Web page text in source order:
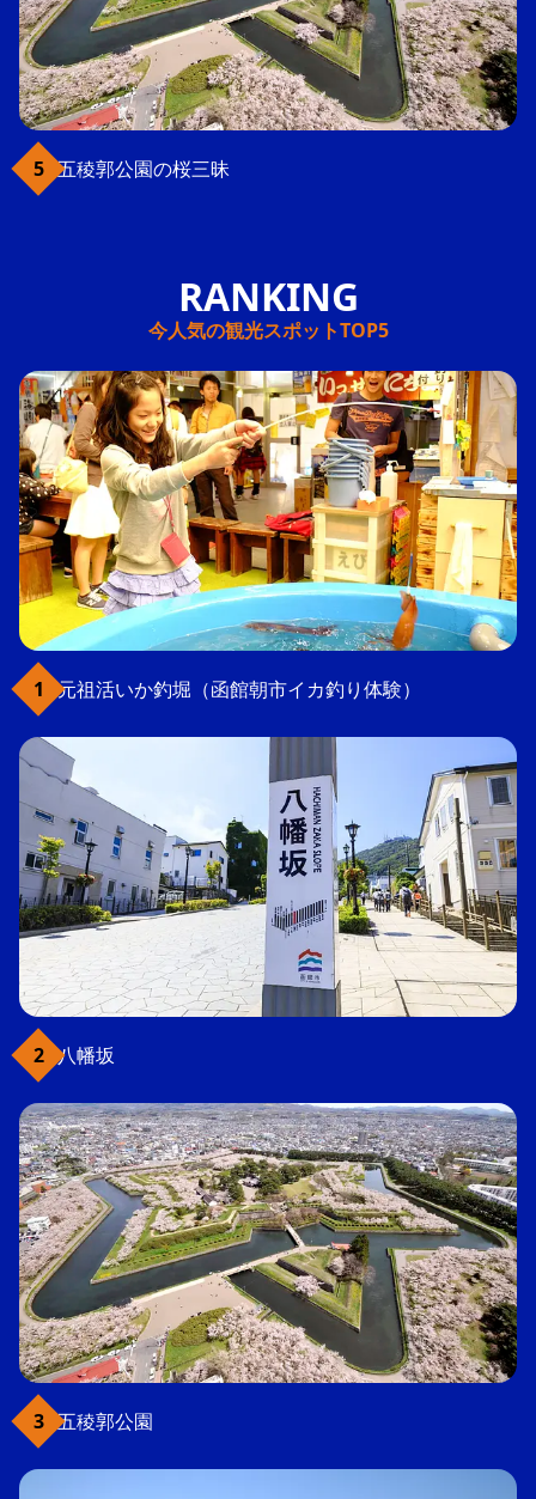
五稜郭公園の桜三昧
今人気の観光スポットTOP5
元祖活いか釣堀（函館朝市イカ釣り体験）
八幡坂
五稜郭公園